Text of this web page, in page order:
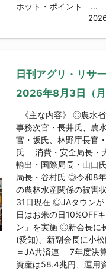
ホット・ポイント ...
日刊アグリ・リサ
2026年8月3日（月
《主な内容》 ◎農水
事務次官・長井氏、農
官・坂氏、林野庁長官
氏 消費・安全局長・大
輸出・国際局長・山口
局長・谷村氏 ◎令和8
の農林水産関係の被害
31日現在 ◎JAタウンが
日はお米の日10%OFF
ン」を実施 ◎新会長に
(愛知)、新副会長に小
＝JA共済連 7年度決
資産は58.4兆円、運用